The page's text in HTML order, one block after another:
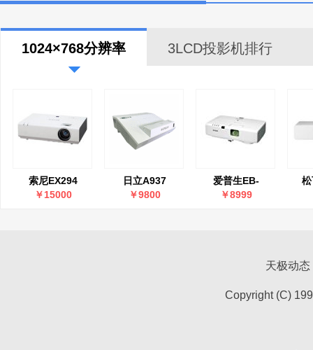
1024×768分辨率 3LCD投影机排行
索尼EX294
￥15000
日立A937
￥9800
爱普生EB-
C1040XN
￥8999
天极动态
Copyright (C)